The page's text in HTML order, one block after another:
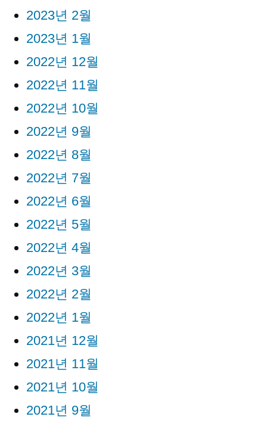
2023년 2월
2023년 1월
2022년 12월
2022년 11월
2022년 10월
2022년 9월
2022년 8월
2022년 7월
2022년 6월
2022년 5월
2022년 4월
2022년 3월
2022년 2월
2022년 1월
2021년 12월
2021년 11월
2021년 10월
2021년 9월